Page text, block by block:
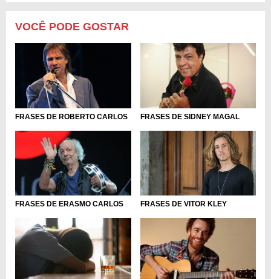
VOCÊ PODE GOSTAR
FRASES DE ROBERTO CARLOS FRASES DE SIDNEY MAGAL
FRASES DE ERASMO CARLOS FRASES DE VITOR KLEY